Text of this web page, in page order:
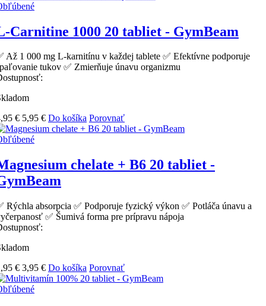
Carnitine 1000 20 tabliet - GymBeam
Až 1 000 mg L-karnitínu v každej tablete ✅ Efektívne podporuje
tukov ✅ Zmierňuje únavu organizmu
€ 5,95 € Do košíka Porovnať
chelate + B6 20 tabliet -
Rýchla absorpcia ✅ Podporuje fyzický výkon ✅ Potláča únavu a
✅ Šumivá forma pre prípravu nápoja
€ 3,95 € Do košíka Porovnať